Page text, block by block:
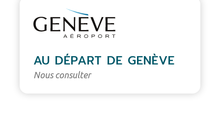
AU DÉPART DE GENÈVE
Nous consulter